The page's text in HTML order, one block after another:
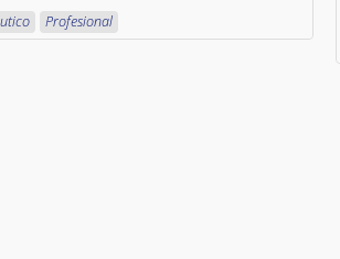
Profesional